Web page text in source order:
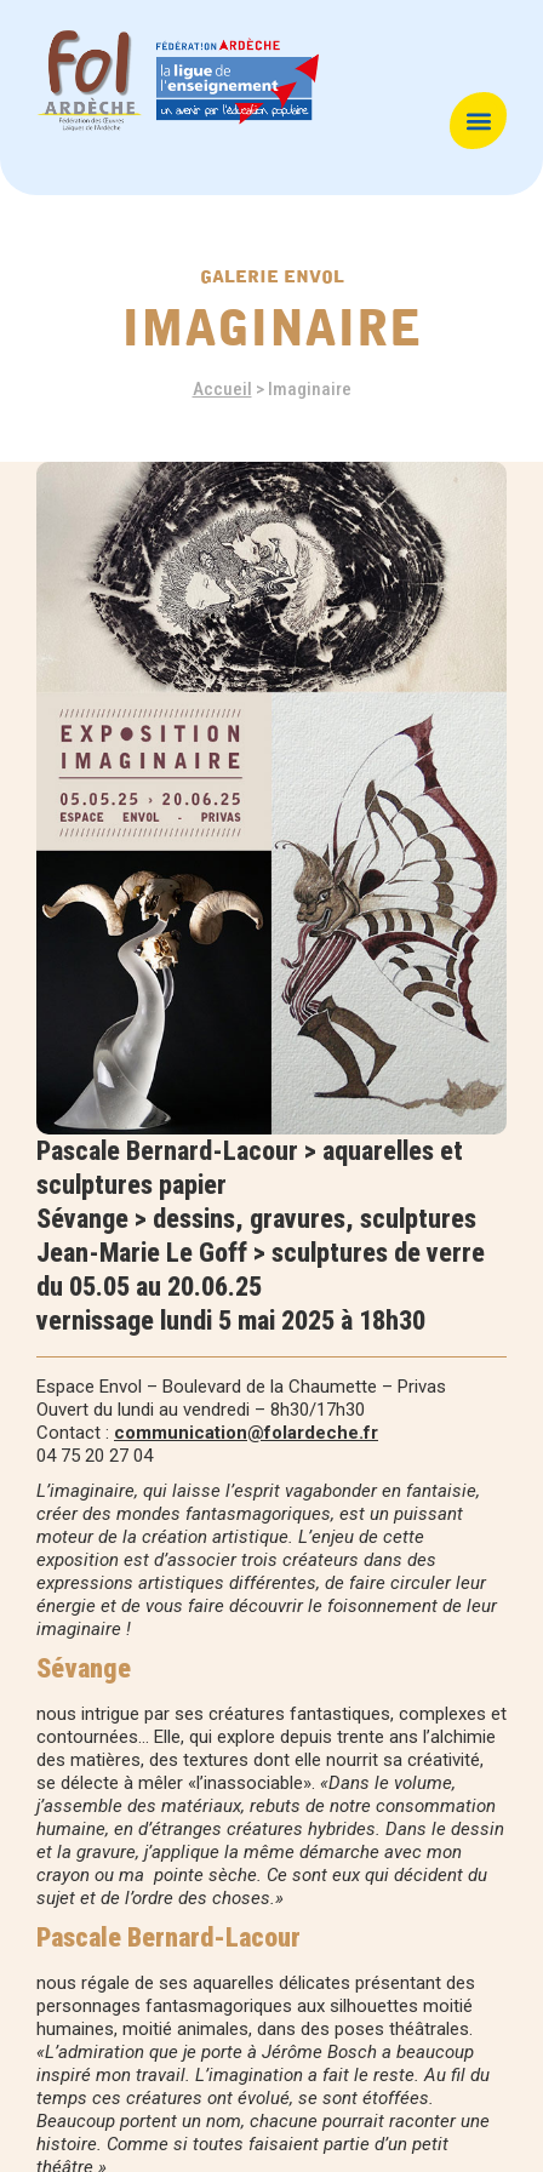
galerie envol
imaginaire
Accueil > Imaginaire
Pascale Bernard-Lacour > aquarelles et
sculptures papier
Sévange > dessins, gravures, sculptures
Jean-Marie Le Goff > sculptures de verre
du 05.05 au 20.06.25
vernissage lundi 5 mai 2025 à 18h30
Espace Envol – Boulevard de la Chaumette – Privas
Ouvert du lundi au vendredi – 8h30/17h30
Contact : communication@folardeche.fr
04 75 20 27 04
L’imaginaire, qui laisse l’esprit vagabonder en fantaisie,
créer des mondes fantasmagoriques, est un puissant
moteur de la création artistique. L’enjeu de cette
exposition est d’associer trois créateurs dans des
expressions artistiques différentes, de faire circuler leur
énergie et de vous faire découvrir le foisonnement de leur
imaginaire !
Sévange
nous intrigue par ses créatures fantastiques, complexes et
contournées… Elle, qui explore depuis trente ans l’alchimie
des matières, des textures dont elle nourrit sa créativité,
se délecte à mêler «l’inassociable». «Dans le volume,
j’assemble des matériaux, rebuts de notre consommation
humaine, en d’étranges créatures hybrides. Dans le dessin
et la gravure, j’applique la même démarche avec mon
crayon ou ma pointe sèche. Ce sont eux qui décident du
sujet et de l’ordre des choses.»
Pascale Bernard-Lacour
nous régale de ses aquarelles délicates présentant des
personnages fantasmagoriques aux silhouettes moitié
humaines, moitié animales, dans des poses théâtrales.
«L’admiration que je porte à Jérôme Bosch a beaucoup
inspiré mon travail. L’imagination a fait le reste. Au fil du
temps ces créatures ont évolué, se sont étoffées.
Beaucoup portent un nom, chacune pourrait raconter une
histoire. Comme si toutes faisaient partie d’un petit
théâtre.»